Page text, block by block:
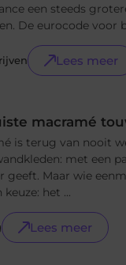
een steeds
De eurocode voor
Lees meer
macramé
is terug van nooit
met een
geeft. Maar wie
keuze: het ...
Lees meer